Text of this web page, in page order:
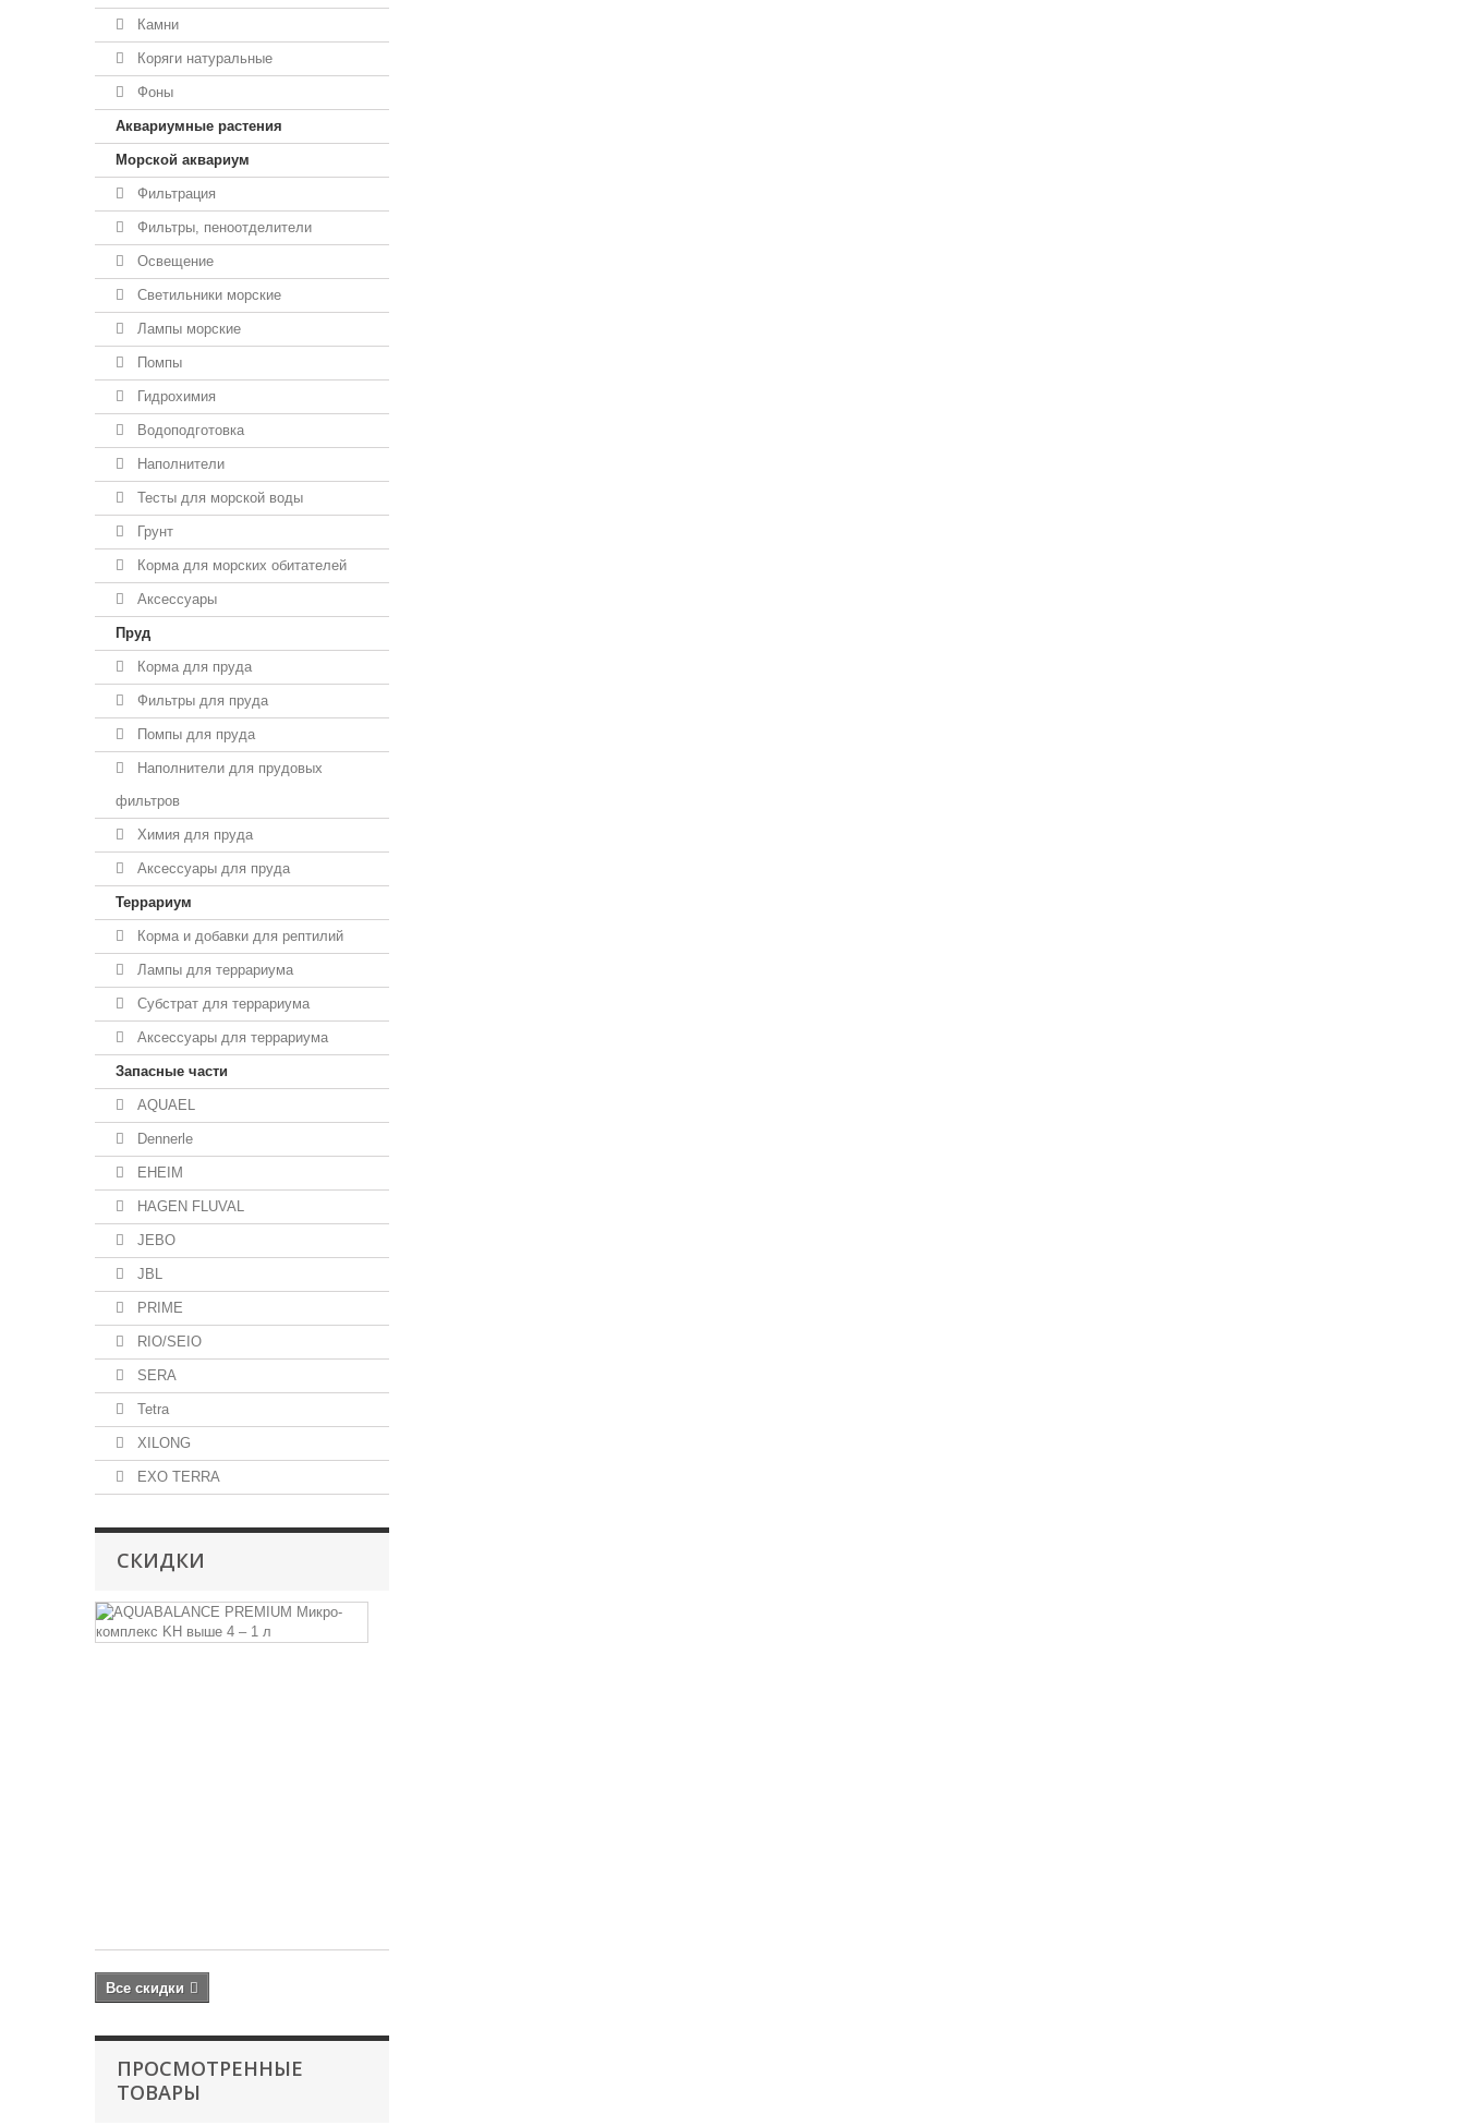
Камни
Коряги натуральные
Фоны
Аквариумные растения
Морской аквариум
Фильтрация
Фильтры, пеноотделители
Освещение
Светильники морские
Лампы морские
Помпы
Гидрохимия
Водоподготовка
Наполнители
Тесты для морской воды
Грунт
Корма для морских обитателей
Аксессуары
Пруд
Корма для пруда
Фильтры для пруда
Помпы для пруда
Наполнители для прудовых
фильтров
Химия для пруда
Аксессуары для пруда
Террариум
Корма и добавки для рептилий
Лампы для террариума
Субстрат для террариума
Аксессуары для террариума
Запасные части
AQUAEL
Dennerle
EHEIM
HAGEN FLUVAL
JEBO
JBL
PRIME
RIO/SEIO
SERA
Tetra
XILONG
EXO TERRA
СКИДКИ
Все скидки
ПРОСМОТРЕННЫЕ
ТОВАРЫ